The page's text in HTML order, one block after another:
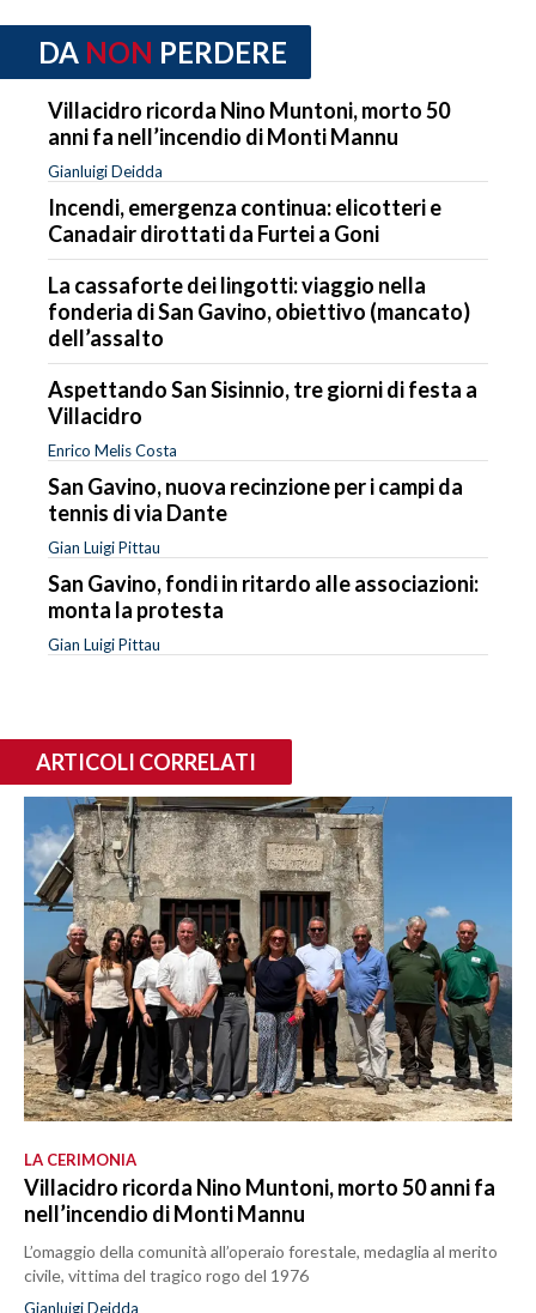
DA NON PERDERE
Villacidro ricorda Nino Muntoni, morto 50
anni fa nell’incendio di Monti Mannu
Gianluigi Deidda
Incendi, emergenza continua: elicotteri e
Canadair dirottati da Furtei a Goni
La cassaforte dei lingotti: viaggio nella
fonderia di San Gavino, obiettivo (mancato)
dell’assalto
Aspettando San Sisinnio, tre giorni di festa a
Villacidro
Enrico Melis Costa
San Gavino, nuova recinzione per i campi da
tennis di via Dante
Gian Luigi Pittau
San Gavino, fondi in ritardo alle associazioni:
monta la protesta
Gian Luigi Pittau
ARTICOLI CORRELATI
LA CERIMONIA
Villacidro ricorda Nino Muntoni, morto 50 anni fa
nell’incendio di Monti Mannu
L’omaggio della comunità all’operaio forestale, medaglia al merito
civile, vittima del tragico rogo del 1976
Gianluigi Deidda